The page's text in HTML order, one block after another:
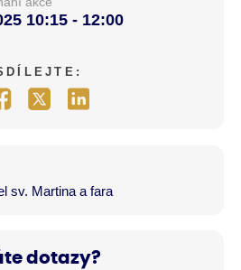
10:15 - 12:00
sv. Martina a fara
dotazy?